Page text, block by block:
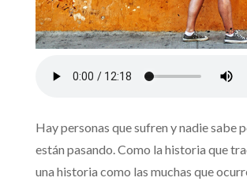
Hay personas que sufren y nadie sabe
están pasando. Como la historia que
una historia como las muchas que